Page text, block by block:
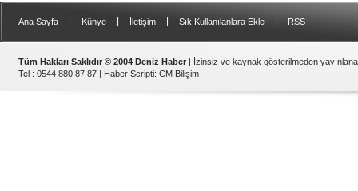
Ana Sayfa Künye İletişim Sık Kullanılanlara Ekle RSS
Tüm Hakları Saklıdır © 2004 Deniz Haber | İzinsiz ve kaynak gösterilmeden
Tel : 0544 880 87 87 | Haber Scripti: CM Bilişim